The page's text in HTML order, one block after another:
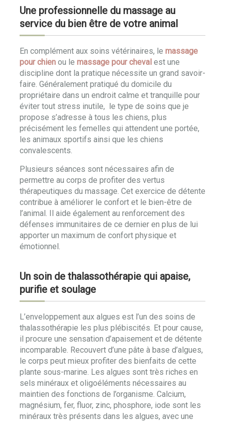
Une professionnelle du massage au
service du bien être de votre animal
En complément aux soins vétérinaires, le massage
pour chien ou le massage pour cheval est une
discipline dont la pratique nécessite un grand savoir-
faire. Généralement pratiqué du domicile du
propriétaire dans un endroit calme et tranquille pour
éviter tout stress inutile, le type de soins que je
propose s’adresse à tous les chiens, plus
précisément les femelles qui attendent une portée,
les animaux sportifs ainsi que les chiens
convalescents.
Plusieurs séances sont nécessaires afin de
permettre au corps de profiter des vertus
thérapeutiques du massage. Cet exercice de détente
contribue à améliorer le confort et le bien-être de
l’animal. Il aide également au renforcement des
défenses immunitaires de ce dernier en plus de lui
apporter un maximum de confort physique et
émotionnel.
Un soin de thalassothérapie qui apaise,
purifie et soulage
L’enveloppement aux algues est l’un des soins de
thalassothérapie les plus plébiscités. Et pour cause,
il procure une sensation d’apaisement et de détente
incomparable. Recouvert d’une pâte à base d’algues,
le corps peut mieux profiter des bienfaits de cette
plante sous-marine. Les algues sont très riches en
sels minéraux et oligoéléments nécessaires au
maintien des fonctions de l’organisme. Calcium,
magnésium, fer, fluor, zinc, phosphore, iode sont les
minéraux très présents dans les algues, avec une